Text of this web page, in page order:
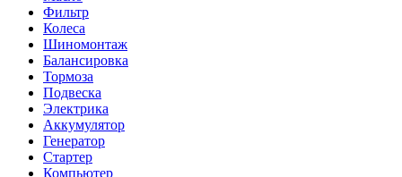
Фильтр
Колеса
Шиномонтаж
Балансировка
Тормоза
Подвеска
Электрика
Аккумулятор
Генератор
Стартер
Компьютер